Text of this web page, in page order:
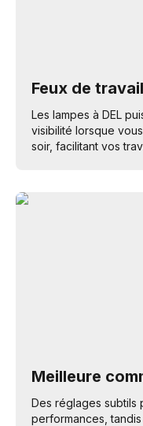
Feux de
Les lampes à DEL
visibilité lorsque
soir, facilitant vos
Meilleure
Des réglages subtils
performances,